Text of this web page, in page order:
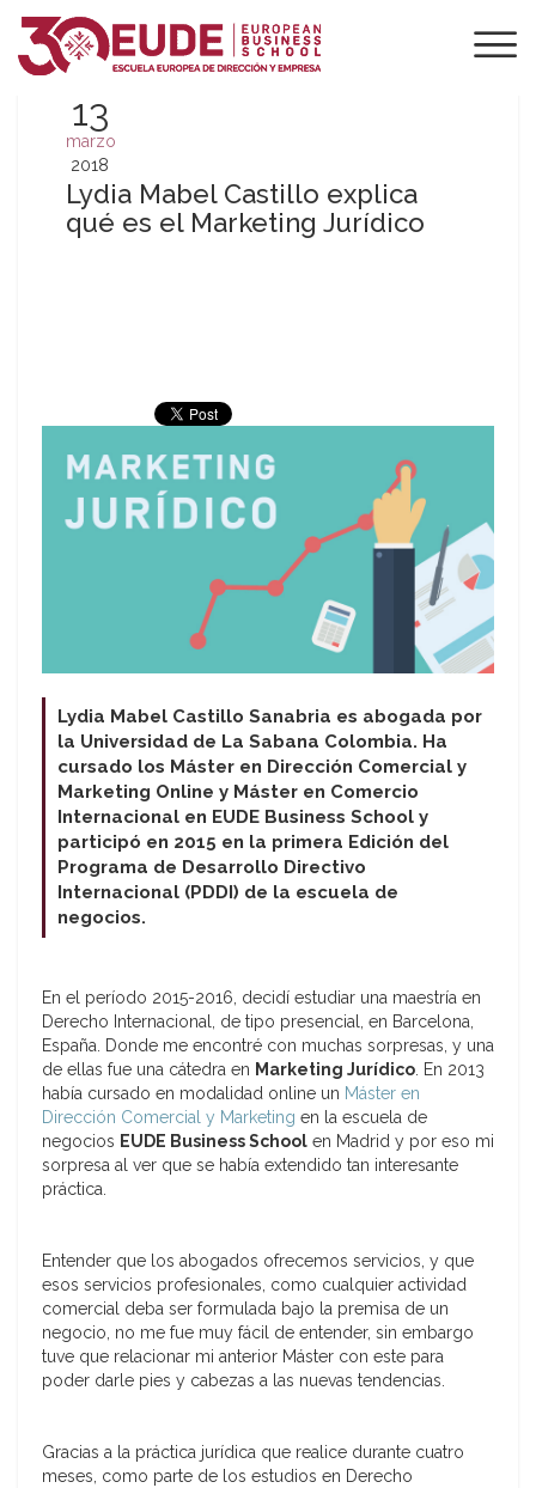
13
marzo
2018
Lydia Mabel Castillo explica
qué es el Marketing Jurídico
Lydia Mabel Castillo Sanabria es abogada por
la Universidad de La Sabana Colombia. Ha
cursado los Máster en Dirección Comercial y
Marketing Online y Máster en Comercio
Internacional en EUDE Business School y
participó en 2015 en la primera Edición del
Programa de Desarrollo Directivo
Internacional (PDDI) de la escuela de
negocios.
En el período 2015-2016, decidí estudiar una maestría en
Derecho Internacional, de tipo presencial, en Barcelona,
España. Donde me encontré con muchas sorpresas, y una
de ellas fue una cátedra en Marketing Jurídico. En 2013
había cursado en modalidad online un Máster en
Dirección Comercial y Marketing en la escuela de
negocios EUDE Business School en Madrid y por eso mi
sorpresa al ver que se había extendido tan interesante
práctica.
Entender que los abogados ofrecemos servicios, y que
esos servicios profesionales, como cualquier actividad
comercial deba ser formulada bajo la premisa de un
negocio, no me fue muy fácil de entender, sin embargo
tuve que relacionar mi anterior Máster con este para
poder darle pies y cabezas a las nuevas tendencias.
Gracias a la práctica jurídica que realice durante cuatro
meses, como parte de los estudios en Derecho